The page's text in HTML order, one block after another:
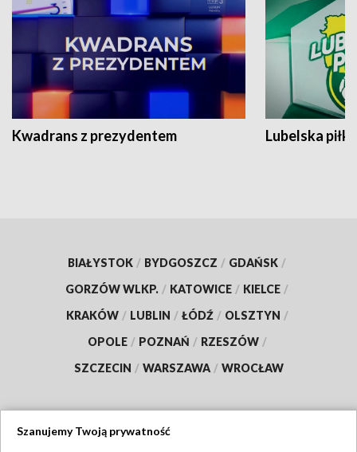
Kwadrans z prezydentem Lubelska piłka
BIAŁYSTOK / BYDGOSZCZ / GDAŃSK /
GORZÓW WLKP. / KATOWICE / KIELCE /
KRAKÓW / LUBLIN / ŁÓDŹ / OLSZTYN /
OPOLE / POZNAŃ / RZESZÓW /
SZCZECIN / WARSZAWA / WROCŁAW
Szanujemy Twoją prywatność